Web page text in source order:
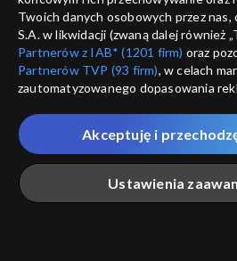
Astronarium
Kosmiczne masery
Astronarium
Planety karłowate
Twoich danych osobowych przez nas,
S.A. w likwidacji (zwaną dalej również
Partnerów z IAB* (1201 firm) oraz
Partnerów TVP (93 firm), w celach
zautomatyzowanego dopasowania
które wskazujemy poniżej, a także
przez nas identyfikatora PPID do
Twoje dane osobowe zbierane
Ciebie naszych
poszczególnych
„Portalem”, w tym informacje
Ustawienia
Akceptuję i